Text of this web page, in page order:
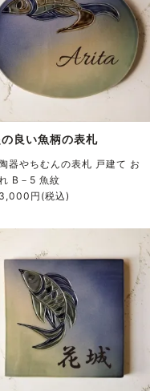
良い魚柄の表札
器やちむんの表札 戸建て お
B－5 魚紋
円(税込)